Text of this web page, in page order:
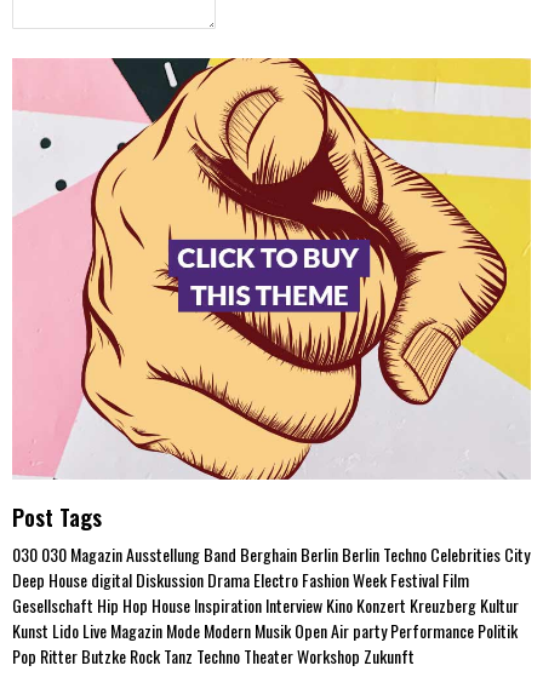
Post Tags
030030 MagazinAusstellungBand BerghainBerlinBerlin TechnoCelebritiesCity
Deep HousedigitalDiskussionDramaElectroFashion WeekFestivalFilm
Gesellschaft Hip Hop HouseInspirationInterviewKinoKonzert KreuzbergKultur
Kunst LidoLiveMagazinModeModernMusikOpen AirpartyPerformancePolitik
Pop Ritter ButzkeRockTanz TechnoTheaterWorkshop Zukunft